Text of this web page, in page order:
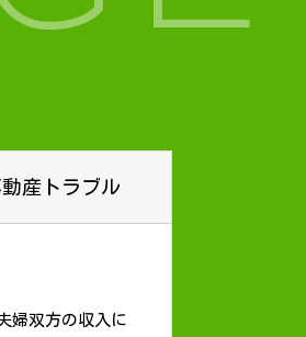
産トラブル
婦双方の収入に